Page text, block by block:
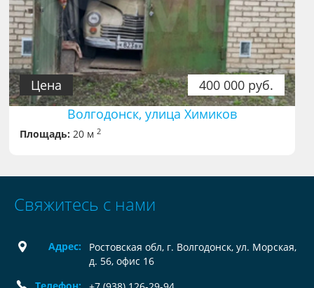
400 000 руб.
Цена
Волгодонск, улица Химиков
Площадь: 20 м2
Свяжитесь с нами
Адрес:
Ростовская обл, г. Волгодонск, ул. Морская,
д. 56, офис 16